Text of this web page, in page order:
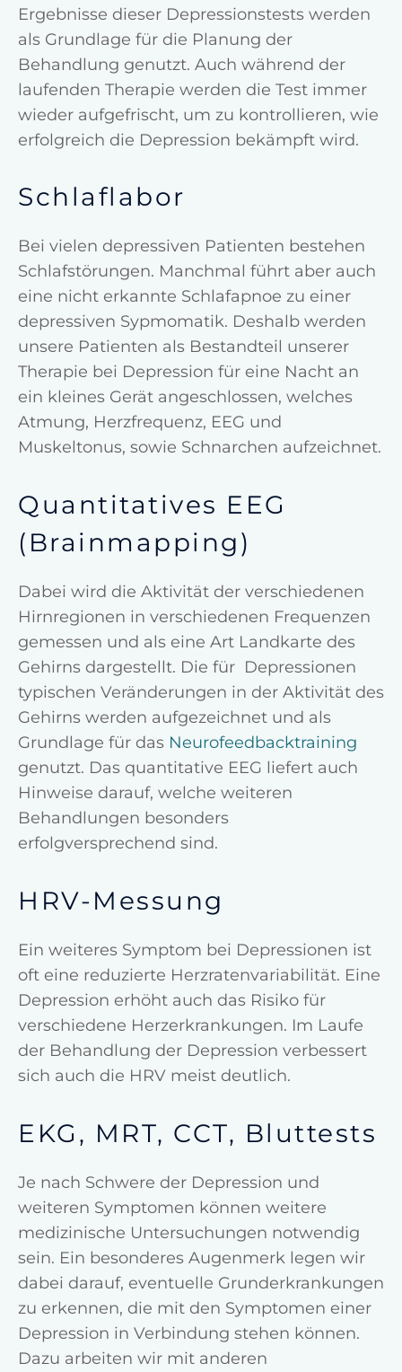
Ergebnisse dieser Depressionstests werden
als Grundlage für die Planung der
Behandlung genutzt. Auch während der
laufenden Therapie werden die Test immer
wieder aufgefrischt, um zu kontrollieren, wie
erfolgreich die Depression bekämpft wird.
Schlaflabor
Bei vielen depressiven Patienten bestehen
Schlafstörungen. Manchmal führt aber auch
eine nicht erkannte Schlafapnoe zu einer
depressiven Sypmomatik. Deshalb werden
unsere Patienten als Bestandteil unserer
Therapie bei Depression für eine Nacht an
ein kleines Gerät angeschlossen, welches
Atmung, Herzfrequenz, EEG und
Muskeltonus, sowie Schnarchen aufzeichnet.
Quantitatives EEG
(Brainmapping)
Dabei wird die Aktivität der verschiedenen
Hirnregionen in verschiedenen Frequenzen
gemessen und als eine Art Landkarte des
Gehirns dargestellt. Die für Depressionen
typischen Veränderungen in der Aktivität des
Gehirns werden aufgezeichnet und als
Grundlage für das Neurofeedbacktraining
genutzt. Das quantitative EEG liefert auch
Hinweise darauf, welche weiteren
Behandlungen besonders
erfolgversprechend sind.
HRV-Messung
Ein weiteres Symptom bei Depressionen ist
oft eine reduzierte Herzratenvariabilität. Eine
Depression erhöht auch das Risiko für
verschiedene Herzerkrankungen. Im Laufe
der Behandlung der Depression verbessert
sich auch die HRV meist deutlich.
EKG, MRT, CCT, Bluttests
Je nach Schwere der Depression und
weiteren Symptomen können weitere
medizinische Untersuchungen notwendig
sein. Ein besonderes Augenmerk legen wir
dabei darauf, eventuelle Grunderkrankungen
zu erkennen, die mit den Symptomen einer
Depression in Verbindung stehen können.
Dazu arbeiten wir mit anderen